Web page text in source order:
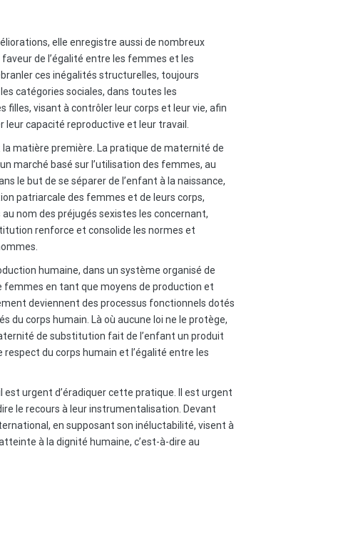
elle enregistre aussi de nombreux
de l’égalité entre les femmes et les
ces inégalités structurelles, toujours
catégories sociales, dans toutes les
visant à contrôler leur corps et leur vie, afin
capacité reproductive et leur travail.
matière première. La pratique de maternité de
marché basé sur l’utilisation des femmes, au
le but de se séparer de l’enfant à la naissance,
patriarcale des femmes et de leurs corps,
nom des préjugés sexistes les concernant,
renforce et consolide les normes et
humaine, dans un système organisé de
femmes en tant que moyens de production et
deviennent des processus fonctionnels dotés
du corps humain. Là où aucune loi ne le protège,
de substitution fait de l’enfant un produit
respect du corps humain et l’égalité entre les
urgent d’éradiquer cette pratique. Il est urgent
le recours à leur instrumentalisation. Devant
en supposant son inéluctabilité, visent à
à la dignité humaine, c’est-à-dire au